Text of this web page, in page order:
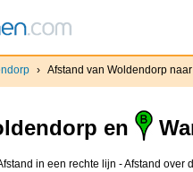
› Afstand van Woldendorp
en
in een rechte lijn - Afstand over